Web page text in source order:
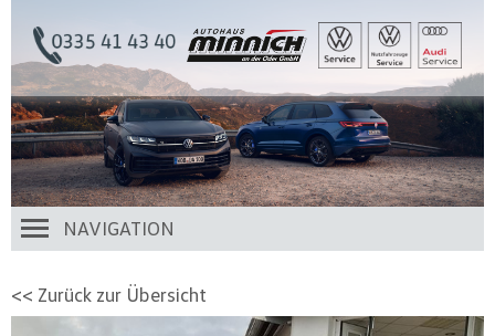
NAVIGATION
<< Zurück zur Übersicht